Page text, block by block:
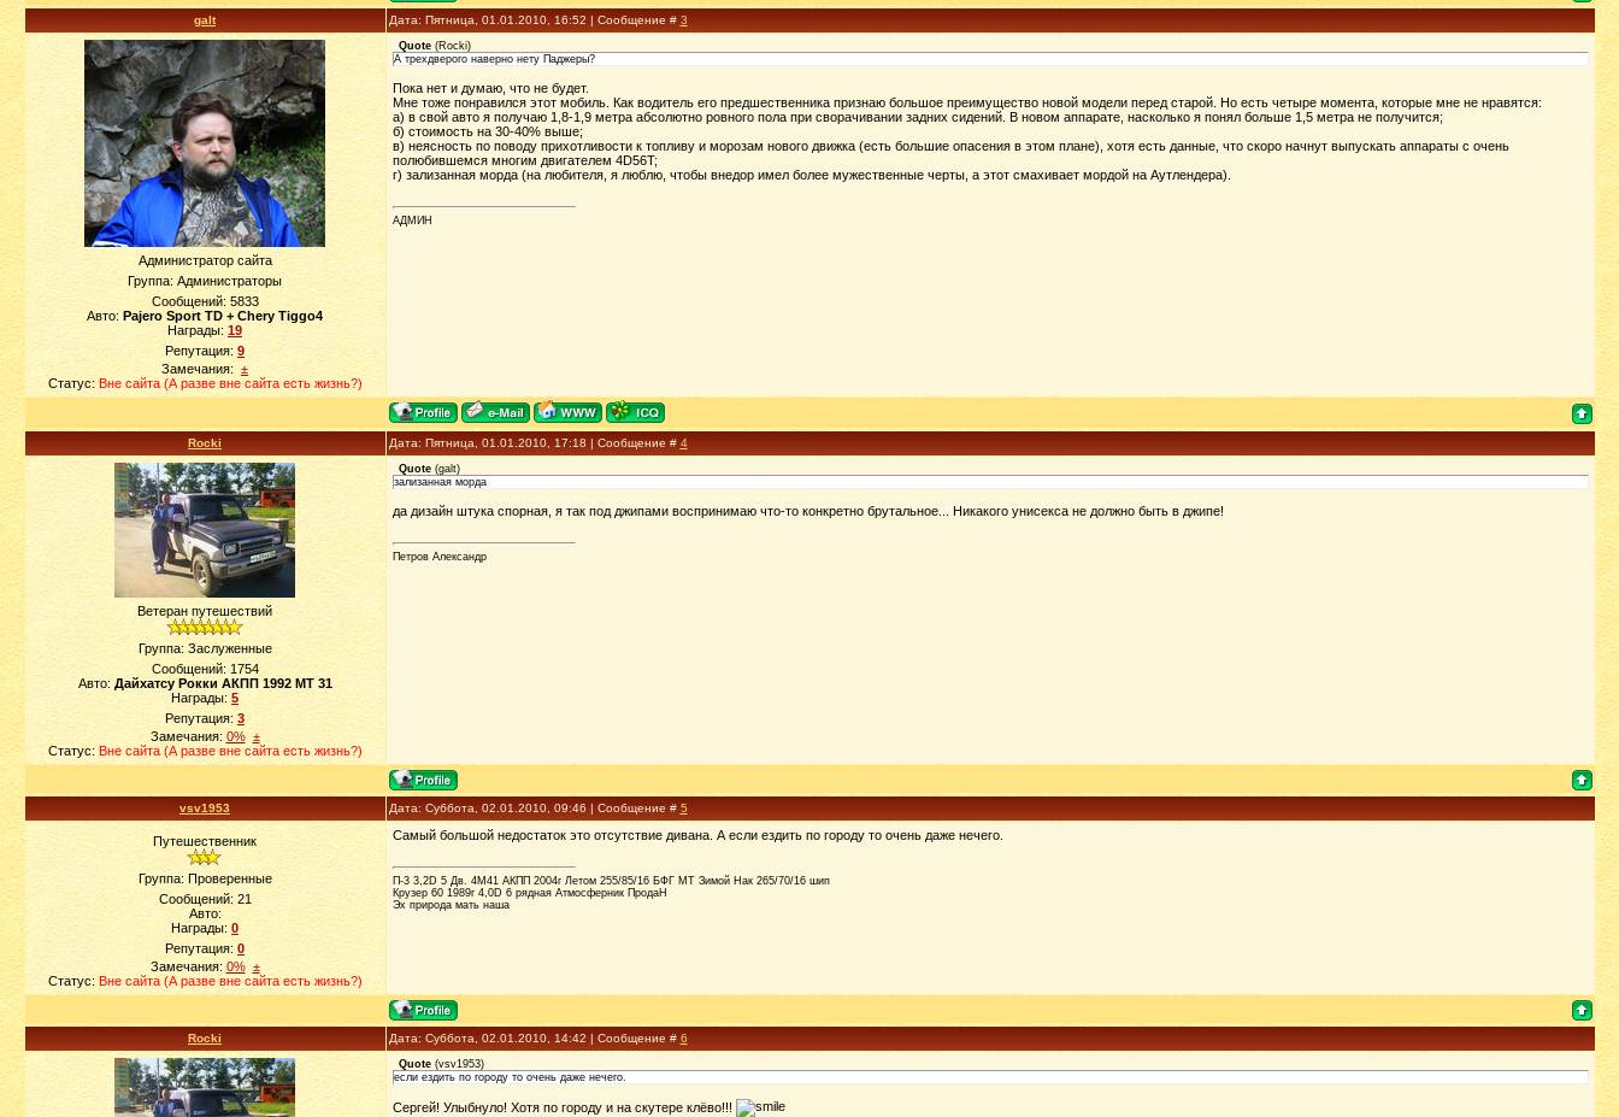
galt Дата: Пятница, 01.01.2010, 16:52 | Сообщение # 3
Администратор сайта
Группа: Администраторы
Сообщений: 5833
Авто: Pajero Sport TD + Chery Tiggo4
Награды: 19
Репутация: 9
Замечания: ±
Статус: Вне сайта (А разве вне сайта есть жизнь?)
Quote(Rocki)
А трехдверого наверно нету Паджеры?
Пока нет и думаю, что не будет.
Мне тоже понравился этот мобиль. Как водитель его предшественника признаю большое преимущество новой модели перед старой. Но есть четыре момента, которые мне не нравятся:
а) в свой авто я получаю 1,8-1,9 метра абсолютно ровного пола при сворачивании задних сидений. В новом аппарате, насколько я понял больше 1,5 метра не получится;
б) стоимость на 30-40% выше;
в) неясность по поводу прихотливости к топливу и морозам нового движка (есть большие опасения в этом плане), хотя есть данные, что скоро начнут выпускать аппараты с очень
полюбившемся многим двигателем 4D56T;
г) зализанная морда (на любителя, я люблю, чтобы внедор имел более мужественные черты, а этот смахивает мордой на Аутлендера).
АДМИН
Rocki Дата: Пятница, 01.01.2010, 17:18 | Сообщение # 4
Ветеран путешествий
Группа: Заслуженные
Сообщений: 1754
Авто: Дайхатсу Рокки АКПП 1992 МТ 31
Награды: 5
Репутация: 3
Замечания: 0% ±
Статус: Вне сайта (А разве вне сайта есть жизнь?)
Quote(galt)
зализанная морда
да дизайн штука спорная, я так под джипами воспринимаю что-то конкретно брутальное... Никакого унисекса не должно быть в джипе!
Петров Александр
vsv1953 Дата: Суббота, 02.01.2010, 09:46 | Сообщение # 5
Путешественник
Группа: Проверенные
Сообщений: 21
Авто:
Награды: 0
Репутация:0
Замечания: 0% ±
Статус: Вне сайта (А разве вне сайта есть жизнь?)
Самый большой недостаток это отсутствие дивана. А если ездить по городу то очень даже нечего.
П-3 3,2D 5 Дв. 4М41 АКПП 2004г Летом 255/85/16 БФГ МТ Зимой Нак 265/70/16 шип
Крузер 60 1989г 4,0D 6 рядная Атмосферник ПродаН
Эх природа мать наша
Rocki Дата: Суббота, 02.01.2010, 14:42 | Сообщение # 6
Quote(vsv1953)
если ездить по городу то очень даже нечего.
Сергей! Улыбнуло! Хотя по городу и на скутере клёво!!!